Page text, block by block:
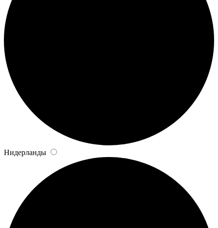
Нидерланды